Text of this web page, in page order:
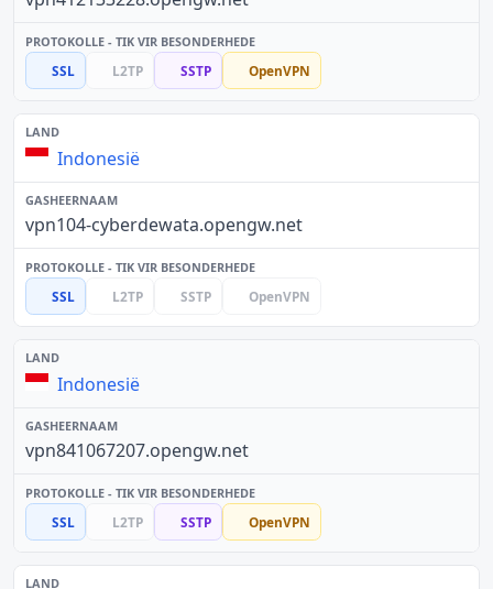
SSL L2TP SSTP OpenVPN
Indonesië
vpn104-cyberdewata.opengw.net
SSL L2TP SSTP OpenVPN
Indonesië
vpn841067207.opengw.net
SSL L2TP SSTP OpenVPN